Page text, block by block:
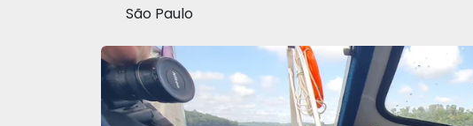
São Paulo